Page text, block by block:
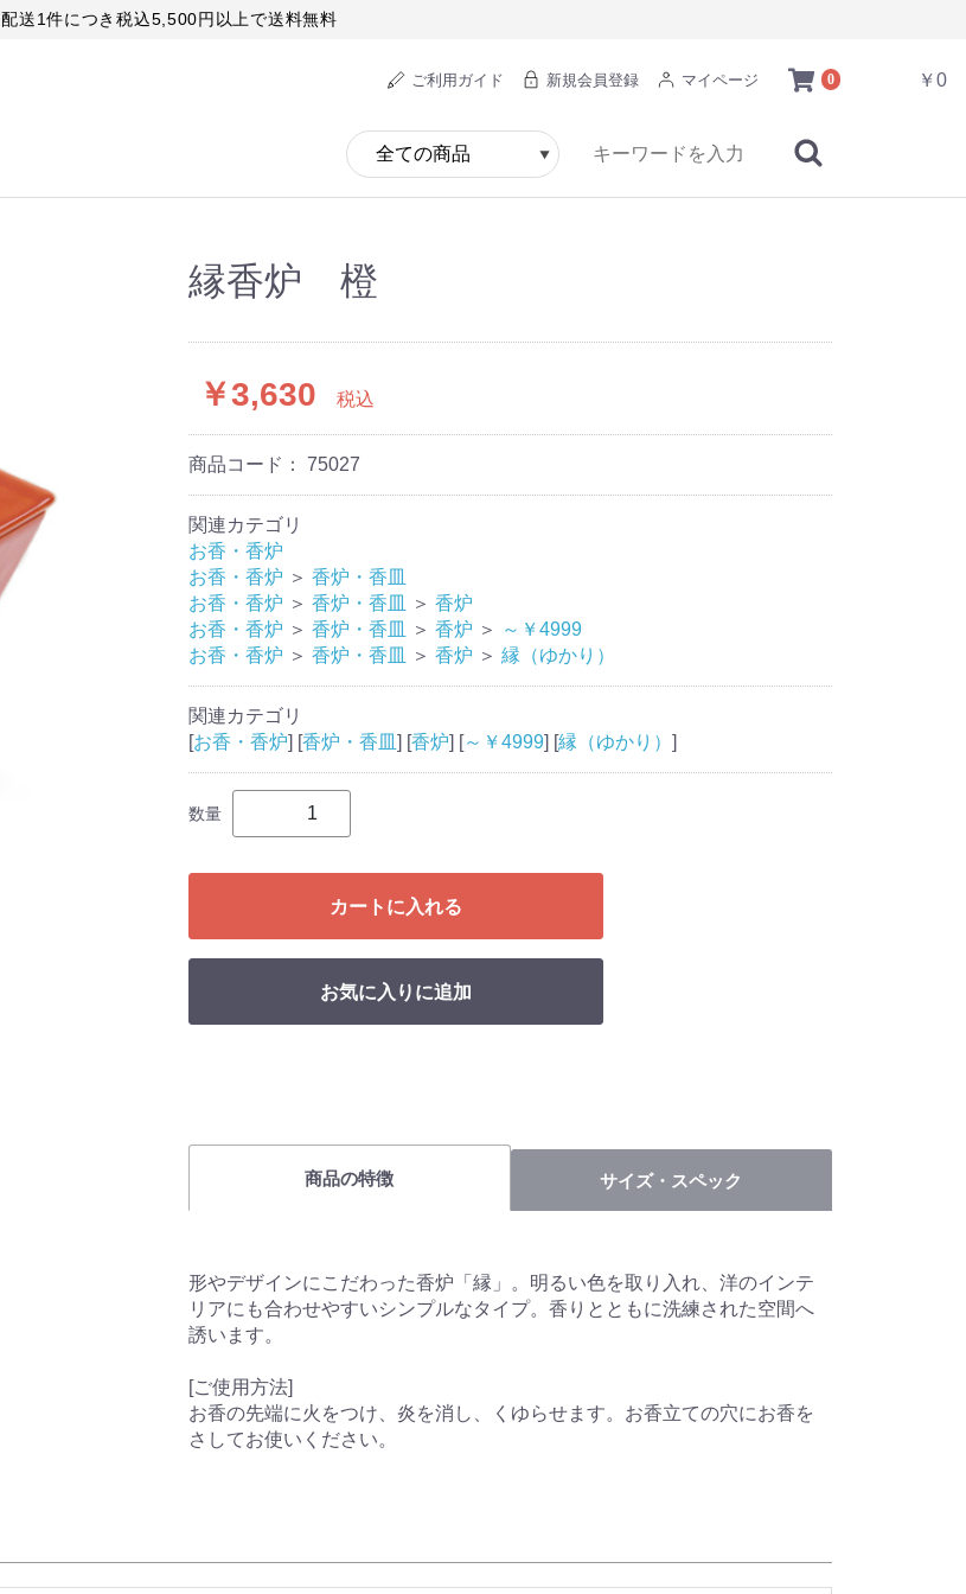
配送1件につき税込5,500円以上で送料無料
0 ￥0
ご利用ガイド 新規会員登録 マイページ
縁香炉 橙
￥3,630 税込
商品コード： 75027
関連カテゴリ
お香・香炉
お香・香炉 ＞ 香炉・香皿
お香・香炉 ＞ 香炉・香皿 ＞ 香炉
お香・香炉 ＞ 香炉・香皿 ＞ 香炉 ＞
～￥4999
お香・香炉 ＞ 香炉・香皿 ＞ 香炉 ＞ 縁（ゆかり）
関連カテゴリ
[お香・香炉] [香炉・香皿 ] [香炉] [～￥4999] [縁（ゆかり） ]
数量
カートに入れる
お気に入りに追加
商品の特徴 サイズ・スペック
形やデザインにこだわった香炉「縁」。明るい色を取り入れ、洋のインテ
リアにも合わせやすいシンプルなタイプ。香りとともに洗練された空間へ
誘います。
[ご使用方法]
お香の先端に火をつけ、炎を消し、くゆらせます。お香立ての穴にお香を
さしてお使いください。